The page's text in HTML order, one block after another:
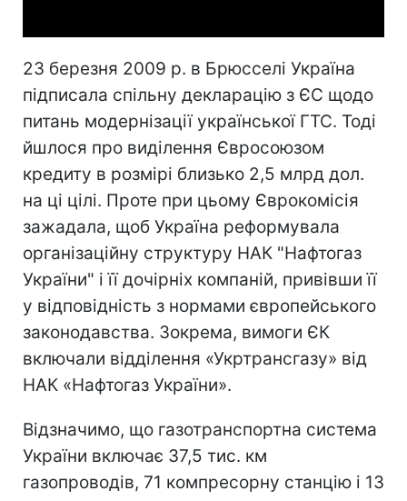
23 березня 2009 р. в Брюсселі Україна
підписала спільну декларацію з ЄС щодо
питань модернізації української ГТС. Тоді
йшлося про виділення Євросоюзом
кредиту в розмірі близько 2,5 млрд дол.
на ці цілі. Проте при цьому Єврокомісія
зажадала, щоб Україна реформувала
організаційну структуру НАК "Нафтогаз
України" і її дочірніх компаній, привівши її
у відповідність з нормами європейського
законодавства. Зокрема, вимоги ЄК
включали відділення «Укртрансгазу» від
НАК «Нафтогаз України».
Відзначимо, що газотранспортна система
України включає 37,5 тис. км
газопроводів, 71 компресорну станцію і 13